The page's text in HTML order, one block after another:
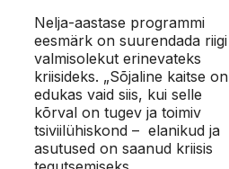
Nelja-aastase programmi
eesmärk on suurendada riigi
valmisolekut erinevateks
kriisideks. „Sõjaline kaitse on
edukas vaid siis, kui selle
kõrval on tugev ja toimiv
tsiviilühiskond – elanikud ja
asutused on saanud kriisis